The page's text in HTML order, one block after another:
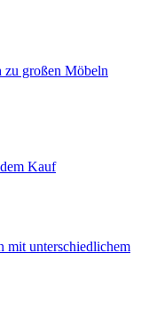
zu großen Möbeln
Kauf
mit unterschiedlichem